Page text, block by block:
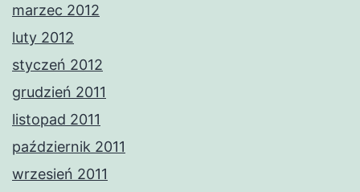
marzec 2012
luty 2012
styczeń 2012
grudzień 2011
listopad 2011
październik 2011
wrzesień 2011